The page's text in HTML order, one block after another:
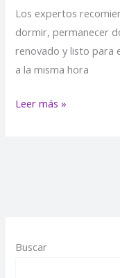
Los expertos
dormir, permanecer
renovado y listo para
a la misma hora
Leer más »
Buscar